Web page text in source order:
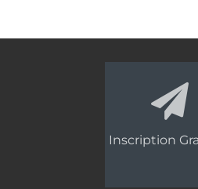
Inscription